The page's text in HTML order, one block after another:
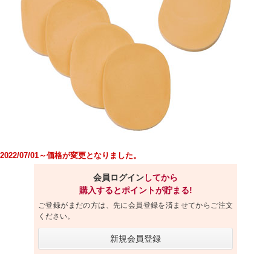
2022/07/01～価格が変更となりました。
会員ログインしてから
購入するとポイントが貯まる!
ご登録がまだの方は、先に会員登録を済ませてからご注文
ください。
新規会員登録